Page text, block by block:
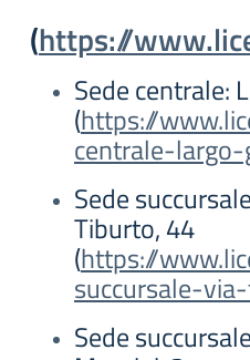
(https://
Sede centrale:
(https://
centrale-
Sede
Tiburto, 44
(https://
succursale-
Sede